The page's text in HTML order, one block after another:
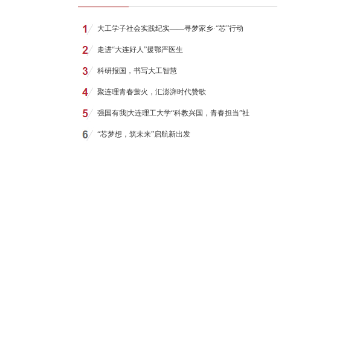
大工学子社会实践纪实——寻梦家乡·“芯”行动
走进“大连好人”援鄂严医生
科研报国，书写大工智慧
聚连理青春萤火，汇澎湃时代赞歌
强国有我|大连理工大学“科教兴国，青春担当”社
“芯梦想，筑未来”启航新出发